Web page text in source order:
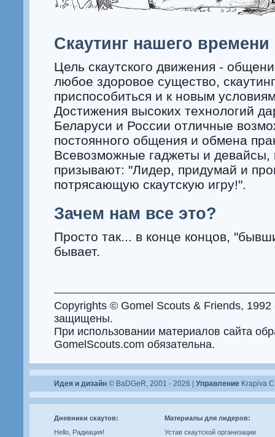
Скаутинг нашего времени
Цель скаутского движения -
любое здоровое существо,
приспособиться и к новым
Достижения высоких технологий
Беларуси и России отличные
постоянного общения и обмена
Всевозможные гаджеты и девайсы,
призывают: "Лидер, придумай и
потрясающую скаутскую игру!".
Зачем нам все это?
Просто так... в конце концов,
бывает.
Copyrights © Gomel Scouts & Friends,
защищены.
При использовании материалов сайта
GomelScouts.com обязательна.
Идея и дизайн © BaDGeR, 2001 - 2026 | Управление Krapiva
Дневники скаутов:
Hello, Радиация!
Материалы для лидеров:
Устав скаутской организации